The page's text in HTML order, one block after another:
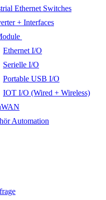
Ethernet Switches
+ Interfaces
Ethernet I/O
Serielle I/O
Portable USB I/O
IOT I/O (Wired + Wireless)
Automation